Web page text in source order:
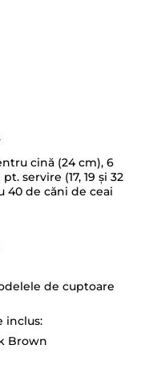
cină (24 cm), 6
servire (17, 19 și 32
40 de căni de ceai
de cuptoare
inclus:
Brown